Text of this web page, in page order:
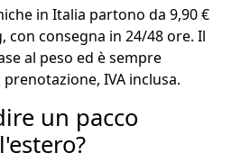
in Italia partono da 9,90 €
con consegna in 24/48 ore. Il
al peso ed è sempre
IVA inclusa.
un pacco